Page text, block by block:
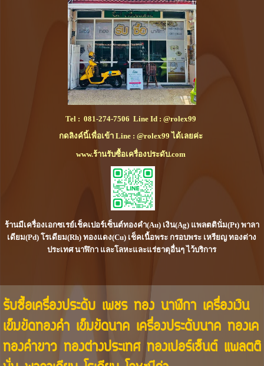
Tel :081-274-7506 Line Id :@rolex99
กดลิงค์นี้เพื่อเข้า Line : @rolex99 ได้เลยค่ะ
www.ร้านรับซื้อเครื่องประดับ.com
ร้านมีเครื่องเอกซเรย์เช็คเปอร์เซ็นต์ทองคำ(Au) เงิน(Ag) แพลตตินั่ม(Pt) พาลา
เดียม(Pd) โรเดียม(Rh) ทองแดง(Cu) เช็คเนื้อพระ กรอบพระ เหรียญ ทองต่าง
ประเทศ นาฬิกา และโลหะและแร่ธาตุอื่นๆ ไว้บริการ
รับซื้อเครื่องประดับ เพชร ทอง นาฬิกา เครื่องเงิน
เข็มขัดทองคำ เข็มขัดนาค เครื่องประดับนาค ทองเค
ทองคำขาว ทองต่างประเทศ ทองเปอร์เซ็นต์ แพลตติ